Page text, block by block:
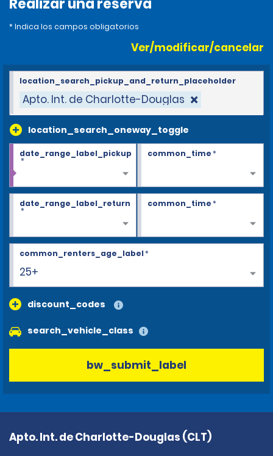
Realizar una reserva
* Indica los campos obligatorios
Ver/modificar/cancelar
Apto. Int. de Charlotte-Douglas
location_search_oneway_toggle
location_search_pickup_and_return_placeholder
date_range_label_pickup
*
common_time*
date_range_label_return
*
common_time*
25+
common_renters_age_label*
discount_codes
search_vehicle_class
bw_submit_label
Apto. Int. de Charlotte-Douglas (CLT)